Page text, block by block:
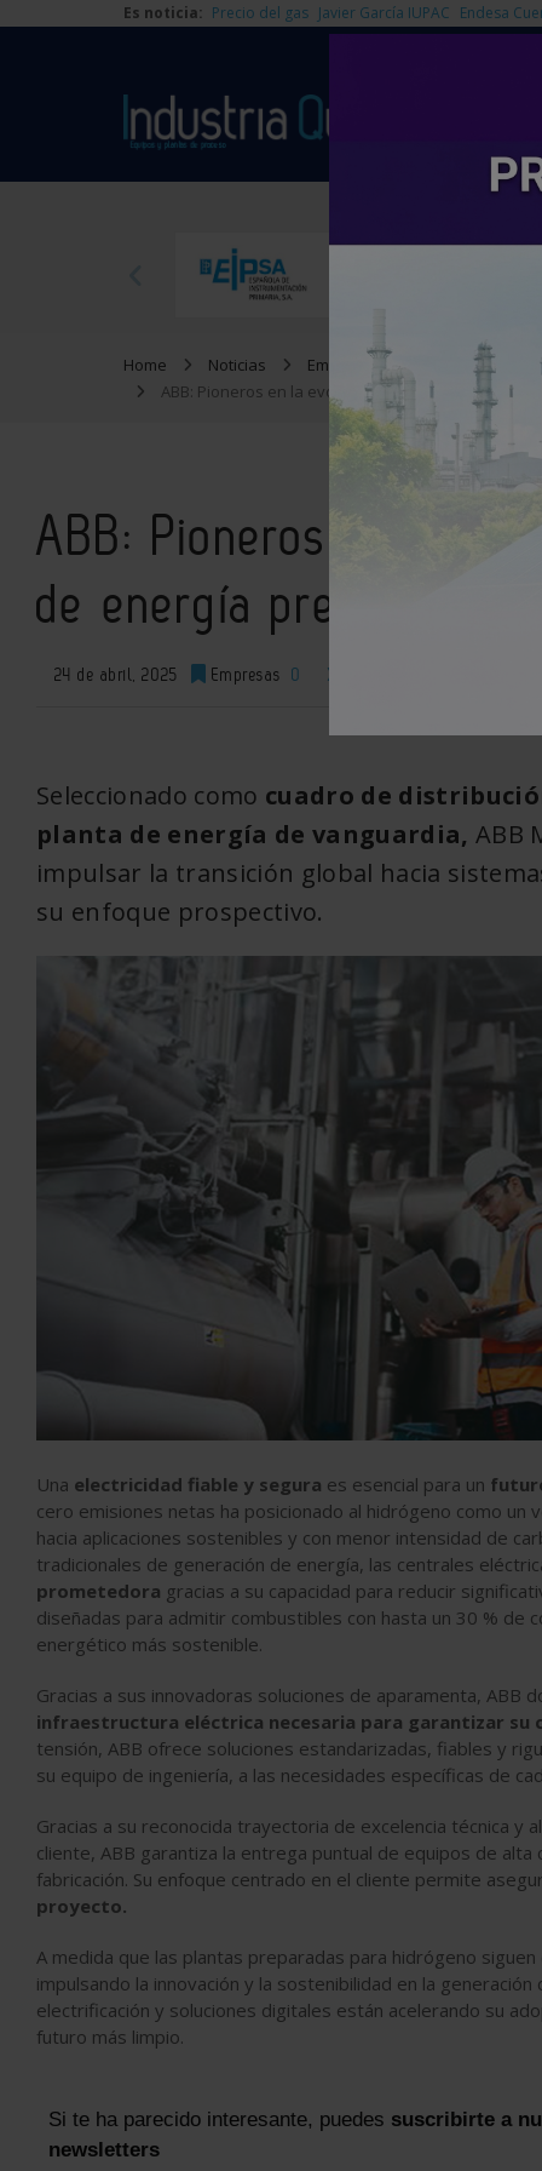
Es noticia: Precio del gas Javier García IUPAC Endesa
Home Noticias
Empresas
ABB: Pioneros en la evolución de las plantas de
ABB: Pioneros en la
de energía preparadas
24 de abril, 2025 Empresas 0 XML
Seleccionado como cuadro de
planta de energía de vanguardia, ABB
impulsar la transición global hacia
su enfoque prospectivo.
Una electricidad fiable y segura es esencial para un
cero emisiones netas ha posicionado al hidrógeno como
hacia aplicaciones sostenibles y con menor intensidad de
tradicionales de generación de energía, las centrales
prometedora gracias a su capacidad para reducir
diseñadas para admitir combustibles con hasta un 30 % de
energético más sostenible.
Gracias a sus innovadoras soluciones de aparamenta, ABB
infraestructura eléctrica necesaria para garantizar su
tensión, ABB ofrece soluciones estandarizadas, fiables y
su equipo de ingeniería, a las necesidades específicas de
Gracias a su reconocida trayectoria de excelencia técnica
cliente, ABB garantiza la entrega puntual de equipos de
fabricación. Su enfoque centrado en el cliente permite
proyecto.
A medida que las plantas preparadas para hidrógeno
impulsando la innovación y la sostenibilidad en la
electrificación y soluciones digitales están acelerando su
futuro más limpio.
Si te ha parecido interesante, puedes suscribirte a
newsletters